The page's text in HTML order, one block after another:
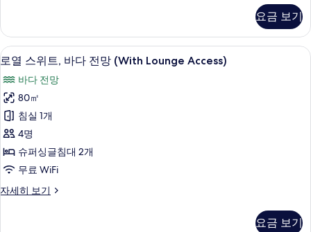
모
두
보
기
항
구
전
자
세
히
보
기
요금 보기
로
스
위
트,
바
다
전
망
오리/거위털 이불, 객실 내 금고, 무료
7
로열 스위트, 바다 전망 (With Lounge Access)
바다 전망
80㎡
침실 1개
4명
슈퍼싱글침대 2개
무료 WiFi
자세히 보기
로
요금 보기